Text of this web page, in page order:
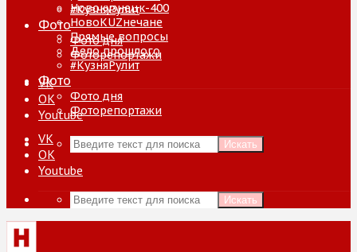
#КузняРулит
Фото
Фото дня
Фоторепортажи
VK
ОК
Youtube
Искать
Новокузнецк-400
НовоKUZнечане
Прямые вопросы
Дело прошлого
#КузняРулит
Фото
Фото дня
Фоторепортажи
VK
ОК
Youtube
Искать